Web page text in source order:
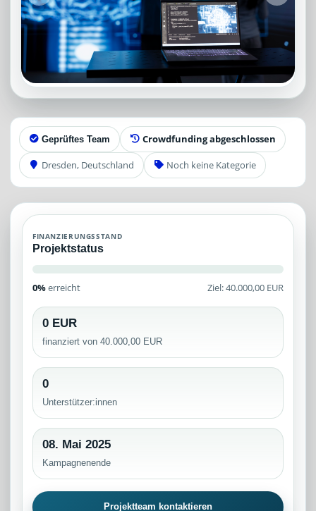
Geprüftes Team Crowdfunding abgeschlossen
Dresden, Deutschland Noch keine Kategorie
FINANZIERUNGSSTAND
Projektstatus
0%erreicht Ziel: 40.000,00 EUR
0 EUR
finanziert von 40.000,00 EUR
0
Unterstützer:innen
08. Mai 2025
Kampagnenende
Projektteam kontaktieren